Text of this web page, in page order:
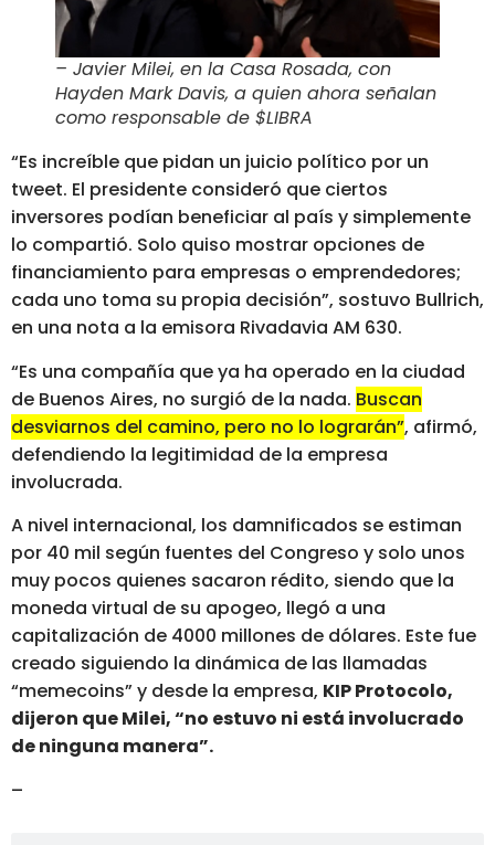
– Javier Milei, en la Casa Rosada, con
Hayden Mark Davis, a quien ahora señalan
como responsable de $LIBRA
“Es increíble que pidan un juicio político por un
tweet. El presidente consideró que ciertos
inversores podían beneficiar al país y simplemente
lo compartió. Solo quiso mostrar opciones de
financiamiento para empresas o emprendedores;
cada uno toma su propia decisión”, sostuvo Bullrich,
en una nota a la emisora Rivadavia AM 630.
“Es una compañía que ya ha operado en la ciudad
de Buenos Aires, no surgió de la nada. Buscan
desviarnos del camino, pero no lo lograrán”, afirmó,
defendiendo la legitimidad de la empresa
involucrada.
A nivel internacional, los damnificados se estiman
por 40 mil según fuentes del Congreso y solo unos
muy pocos quienes sacaron rédito, siendo que la
moneda virtual de su apogeo, llegó a una
capitalización de 4000 millones de dólares. Este fue
creado siguiendo la dinámica de las llamadas
“memecoins” y desde la empresa, KIP Protocolo,
dijeron que Milei, “no estuvo ni está involucrado
de ninguna manera”.
–